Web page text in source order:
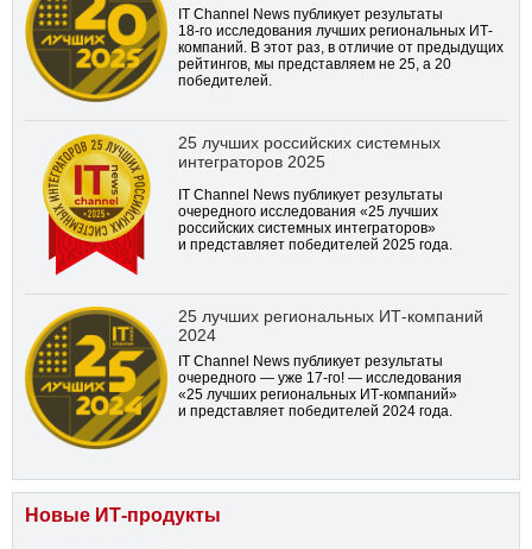
IT Channel News публикует результаты
18-го исследования лучших региональных ИТ-
компаний. В этот раз, в отличие от предыдущих
рейтингов, мы представляем не 25, а 20
победителей.
25 лучших российских системных
интеграторов 2025
IT Channel News публикует результаты
очередного исследования «25 лучших
российских системных интеграторов»
и представляет победителей 2025 года.
25 лучших региональных ИТ-компаний
2024
IT Channel News публикует результаты
очередного — уже 17-го! — исследования
«25 лучших региональных ИТ-компаний»
и представляет победителей 2024 года.
Новые ИТ-продукты